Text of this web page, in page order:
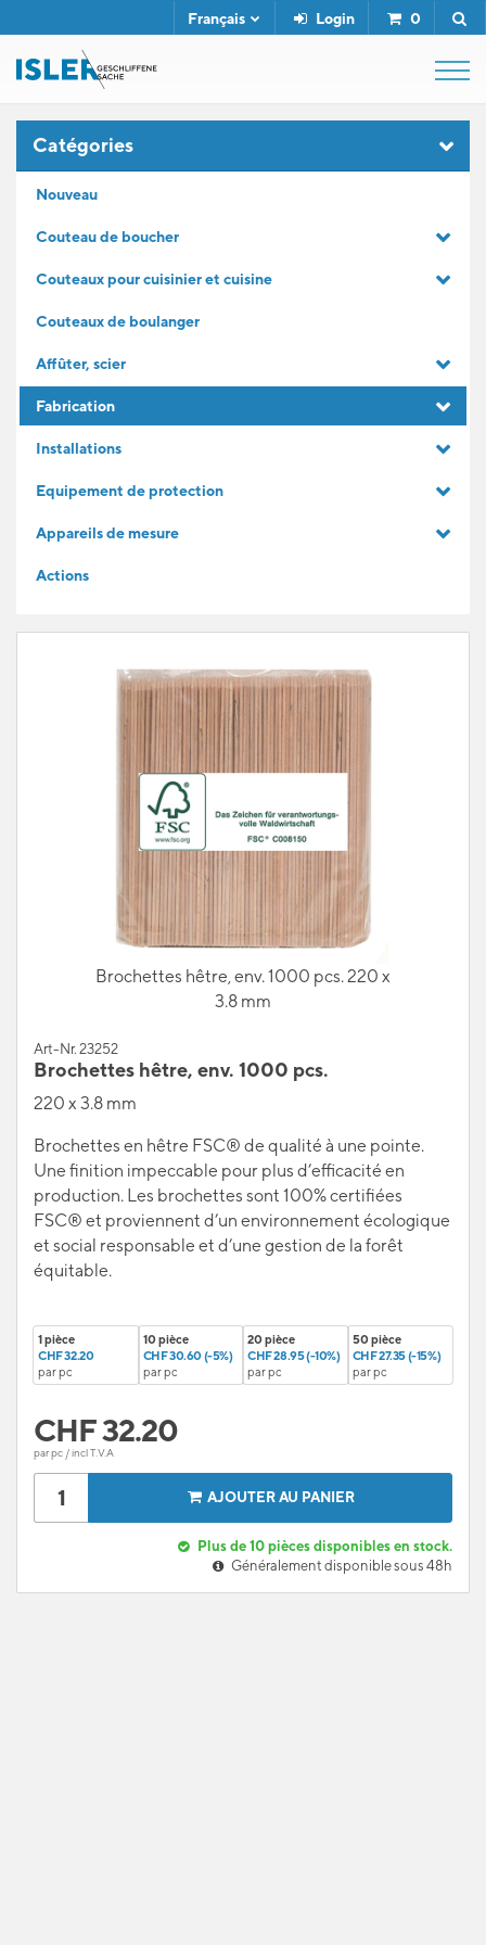
Login 0
Français
SERVICE
Catégories
Nouveau
Couteau de boucher
Couteaux pour cuisinier et cuisine
Couteaux de boulanger
Affûter, scier
Fabrication
Installations
Equipement de protection
Appareils de mesure
Actions
Brochettes hêtre, env. 1000 pcs. 220 x
3.8 mm
Art-Nr. 23252
Brochettes hêtre, env. 1000 pcs.
220 x 3.8 mm
Brochettes en hêtre FSC® de qualité à une pointe.
Une finition impeccable pour plus d’efficacité en
production. Les brochettes sont 100% certifiées
FSC® et proviennent d’un environnement écologique
et social responsable et d’une gestion de la forêt
équitable.
1 pièce
CHF 32.20
par pc
10 pièce
CHF 30.60 (-5%)
par pc
20 pièce
CHF 28.95 (-10%)
par pc
50 pièce
CHF 27.35 (-15%)
par pc
CHF32.20
par pc / incl T.V.A
AJOUTER AU PANIER
Plus de 10 pièces disponibles en stock.
Généralement disponible sous 48h